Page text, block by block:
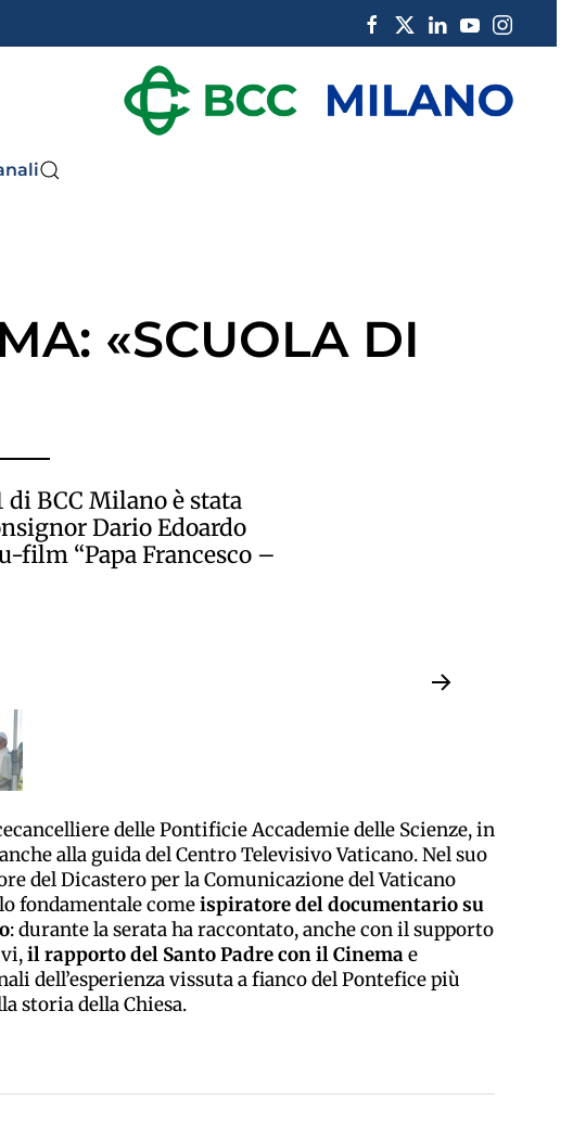
«SCUOLA DI
BCC Milano è stata
Dario Edoardo
film “Papa Francesco –
delle Pontificie Accademie delle Scienze, in
alla guida del Centro Televisivo Vaticano. Nel suo
del Dicastero per la Comunicazione del Vaticano
fondamentale comeispiratore del documentario su
: durante la serata ha raccontato, anche con il supporto
il rapporto del Santo Padre con il Cinemae
dell’esperienza vissuta a fianco del Pontefice più
storia della Chiesa.